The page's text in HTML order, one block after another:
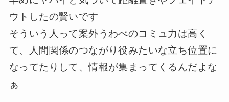
ウトしたの賢いです
そういう人って案外うわべのコミュ力は高く
て、人間関係のつながり役みたいな立ち位置に
なってたりして、情報が集まってくるんだよな
ぁ